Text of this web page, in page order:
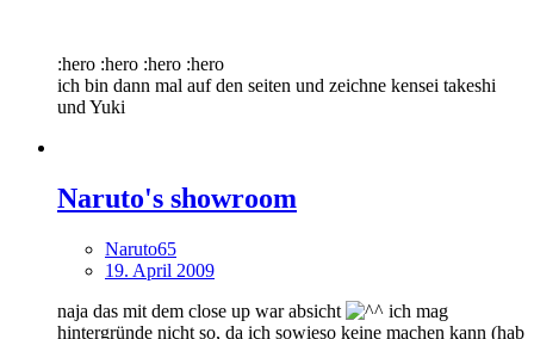
:hero :hero :hero :hero
ich bin dann mal auf den seiten und zeichne kensei takeshi
und Yuki
Naruto's showroom
Naruto65
19. April 2009
naja das mit dem close up war absicht
ich mag
hintergründe nicht so, da ich sowieso keine machen kann (hab